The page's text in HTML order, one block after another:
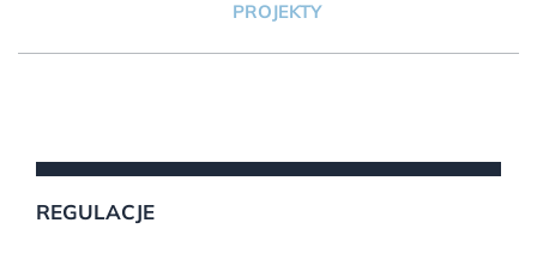
PROJEKTY
REGULACJE